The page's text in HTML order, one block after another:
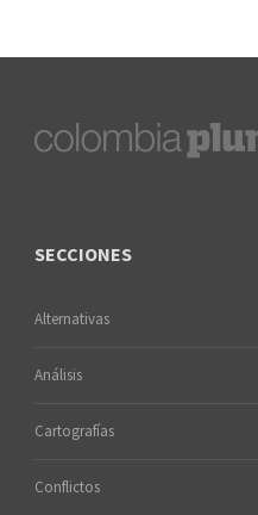
SECCIONES
Alternativas
Análisis
Cartografías
Conflictos